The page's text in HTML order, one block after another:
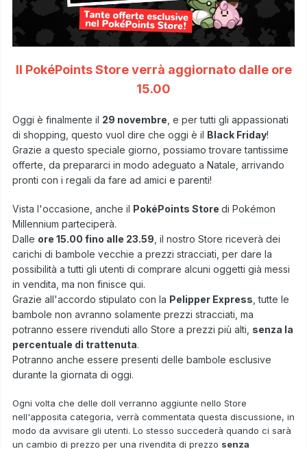
Il PokéPoints Store verrà aggiornato dalle ore
15.00
Oggi è finalmente il 29 novembre , e per tutti gli appassionati
di shopping, questo vuol dire che oggi è il Black Friday!
Grazie a questo speciale giorno, possiamo trovare tantissime
offerte, da prepararci in modo adeguato a Natale, arrivando
pronti con i regali da fare ad amici e parenti!
Vista l'occasione, anche il PokéPoints Store di Pokémon
Millennium parteciperà.
Dalle ore 15.00 fino alle 23.59 , il nostro Store riceverà dei
carichi di bambole vecchie a prezzi stracciati, per dare la
possibilità a tutti gli utenti di comprare alcuni oggetti già messi
in vendita, ma non finisce qui.
Grazie all'accordo stipulato con la Pelipper Express , tutte le
bambole non avranno solamente prezzi stracciati, ma
potranno essere rivenduti allo Store a prezzi più alti, senza la
percentuale di trattenuta.
Potranno anche essere presenti delle bambole esclusive
durante la giornata di oggi.
Ogni volta che delle doll verranno aggiunte nello Store
nell'apposita categoria, verrà commentata questa discussione, in
modo da avvisare gli utenti. Lo stesso succederà quando ci sarà
un cambio di prezzo per una rivendita di prezzo senza